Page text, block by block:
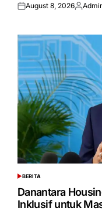
Posted
August 8, 2026Posted
POSTED
IN
BERITA
Danantara
Inklusif untuk